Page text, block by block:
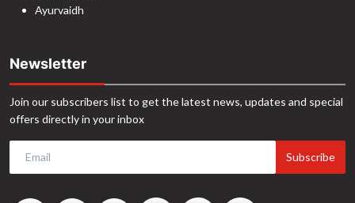
Ayurvaidh
Newsletter
Join our subscribers list to get the latest news, updates and special
offers directly in your inbox
Subscribe